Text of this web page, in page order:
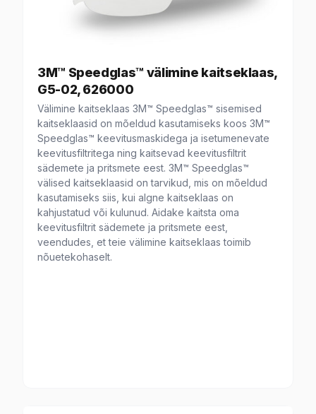
3M™ Speedglas™ välimine kaitseklaas,
G5-02, 626000
Välimine kaitseklaas 3M™ Speedglas™ sisemised
kaitseklaasid on mõeldud kasutamiseks koos 3M™
Speedglas™ keevitusmaskidega ja isetumenevate
keevitusfiltritega ning kaitsevad keevitusfiltrit
sädemete ja pritsmete eest. 3M™ Speedglas™
välised kaitseklaasid on tarvikud, mis on mõeldud
kasutamiseks siis, kui algne kaitseklaas on
kahjustatud või kulunud. Aidake kaitsta oma
keevitusfiltrit sädemete ja pritsmete eest,
veendudes, et teie välimine kaitseklaas toimib
nõuetekohaselt.